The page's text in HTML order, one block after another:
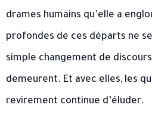
drames humains qu’elle a
profondes de ces départs ne
simple changement de
demeurent. Et avec elles, les
revirement continue d’éluder.